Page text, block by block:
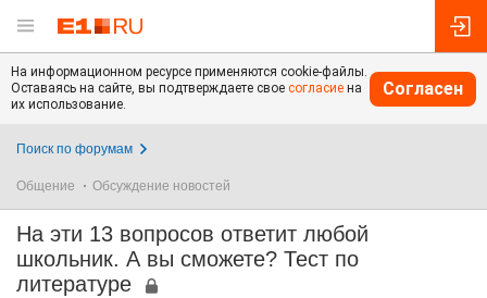
На информационном ресурсе применяются cookie-файлы.
Оставаясь на сайте, вы подтверждаете свое согласие на
их использование.
Согласен
Поиск по форумам
Общение Обсуждение новостей
На эти 13 вопросов ответит любой
школьник. А вы сможете? Тест по
литературе